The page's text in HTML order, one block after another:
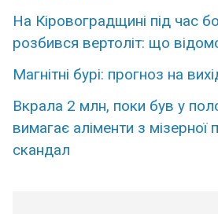
На Кіровоградщині під час
розбився вертоліт: що
Магнітні бурі: прогноз на
Вкрала 2 млн, поки був у
вимагає аліменти з мізерної
скандал